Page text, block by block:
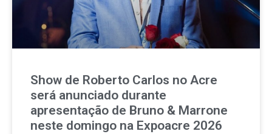
Show de Roberto Carlos no Acre
será anunciado durante
apresentação de Bruno & Marrone
neste domingo na Expoacre 2026